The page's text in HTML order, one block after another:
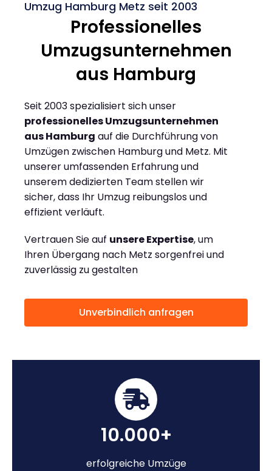
Umzug Hamburg Metz seit 2003
Professionelles
Umzugsunternehmen
aus Hamburg
Seit 2003 spezialisiert sich unser
professionelles Umzugsunternehmen
aus Hamburg auf die Durchführung von
Umzügen zwischen Hamburg und Metz. Mit
unserer umfassenden Erfahrung und
unserem dedizierten Team stellen wir
sicher, dass Ihr Umzug reibungslos und
effizient verläuft.
Vertrauen Sie auf unsere Expertise, um
Ihren Übergang nach Metz sorgenfrei und
zuverlässig zu gestalten
Unverbindlich anfragen
10.000+
erfolgreiche Umzüge